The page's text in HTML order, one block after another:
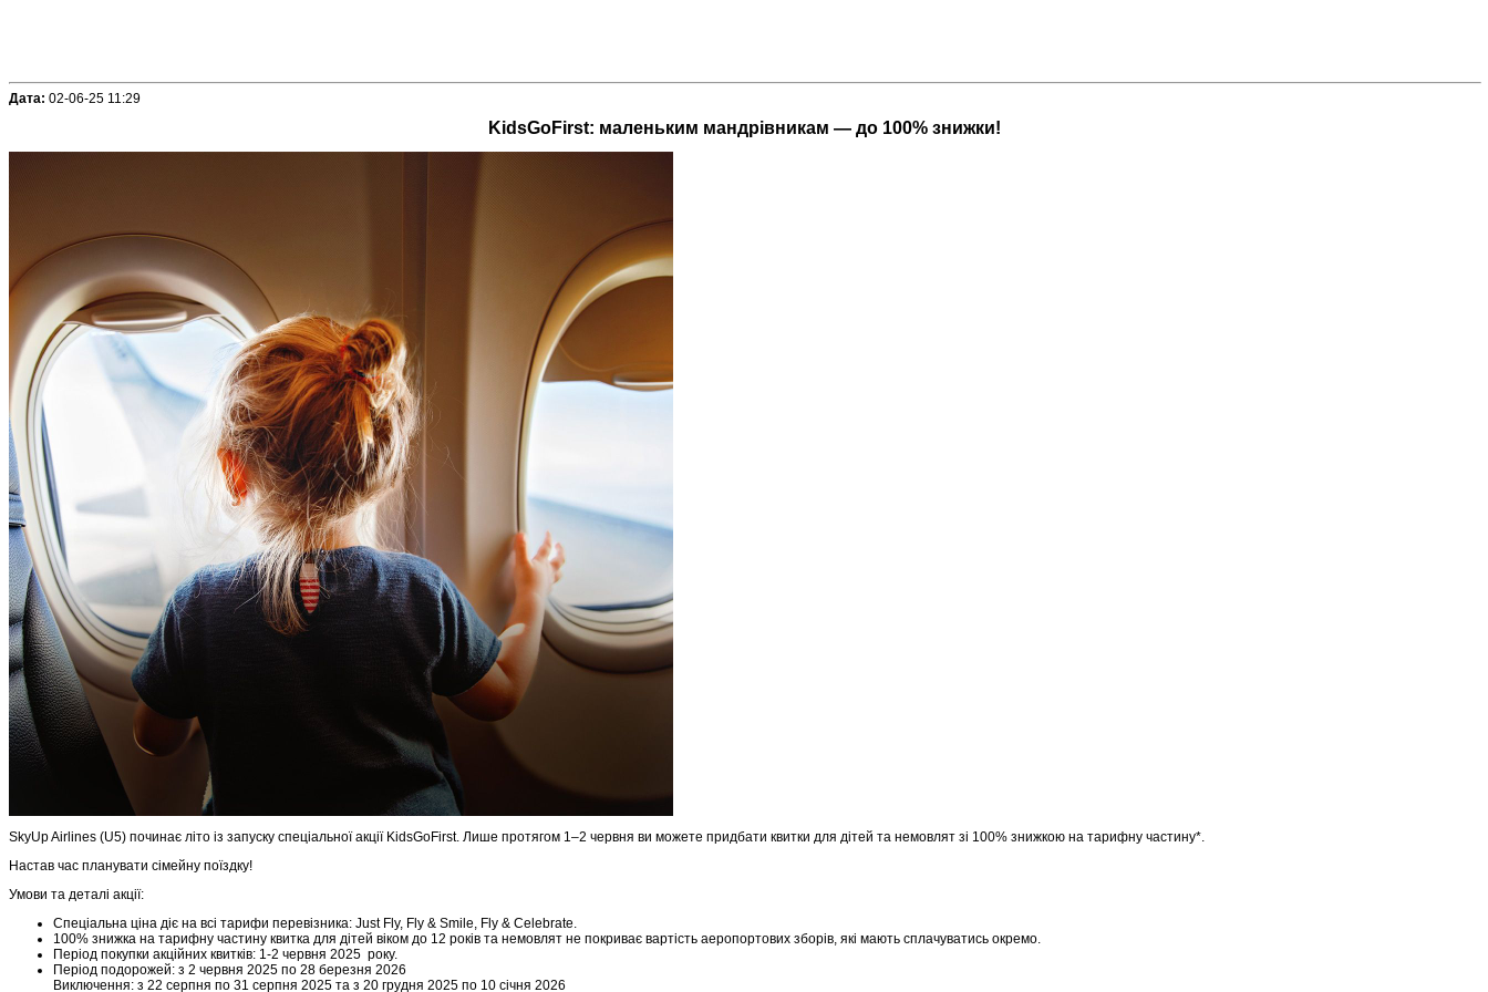
Дата: 02-06-25 11:29
KidsGoFirst: маленьким мандрівникам — до 100% знижки!
SkyUp Airlines (U5) починає літо із запуску спеціальної акції KidsGoFirst. Лише протягом 1–2 червня ви можете придбати квитки для дітей та немовлят зі 100% знижкою на тарифну частину*.
Настав час планувати сімейну поїздку!
Умови та деталі акції:
Спеціальна ціна діє на всі тарифи перевізника: Just Fly, Fly & Smile, Fly & Celebrate.
100% знижка на тарифну частину квитка для дітей віком до 12 років та немовлят не покриває вартість аеропортових зборів, які мають сплачуватись окремо.
Період покупки акційних квитків: 1-2 червня 2025 року.
Період подорожей: з 2 червня 2025 по 28 березня 2026
Виключення: з 22 серпня по 31 серпня 2025 та з 20 грудня 2025 по 10 січня 2026